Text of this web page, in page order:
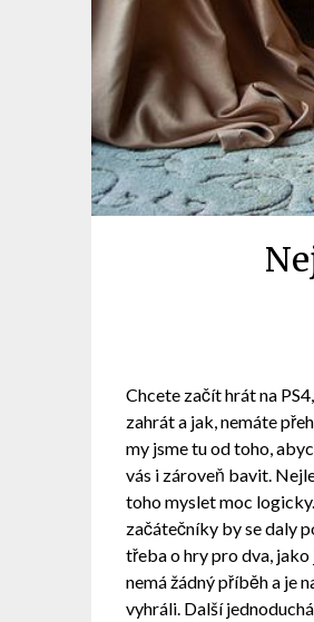
Chcete začít hrát na
zahrát a jak, nemáte
my jsme tu od toho,
vás i zároveň bavit.
toho myslet moc
začátečníky by se daly
třeba o hry pro dva,
nemá žádný příběh a je
vyhráli. Další